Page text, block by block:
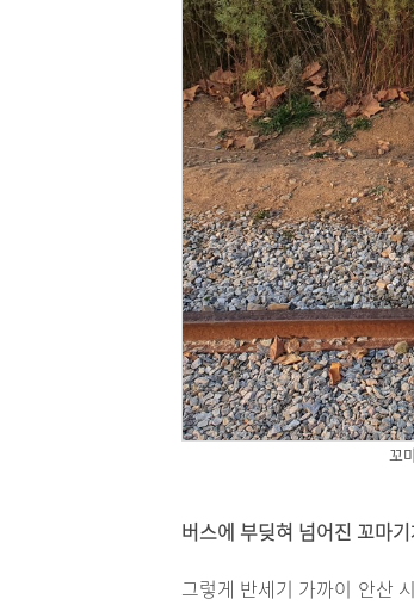
꼬
버스에 부딪혀 넘어진 꼬마
그렇게 반세기 가까이 안산